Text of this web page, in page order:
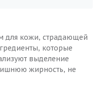
для кожи, страдающей
которые
выделение
жирность, не